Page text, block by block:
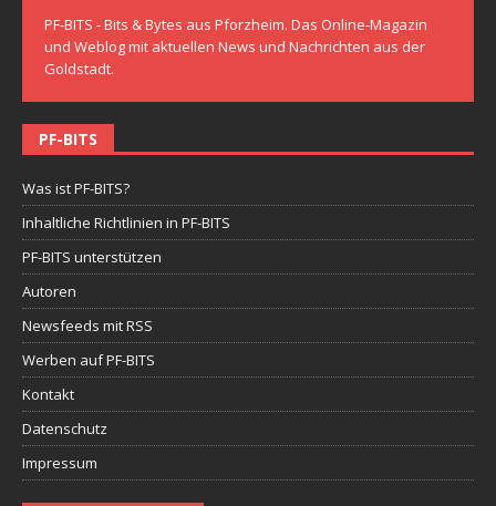
PF-BITS - Bits & Bytes aus Pforzheim. Das Online-Magazin
und Weblog mit aktuellen News und Nachrichten aus der
Goldstadt.
PF-BITS
Was ist PF-BITS?
Inhaltliche Richtlinien in PF-BITS
PF-BITS unterstützen
Autoren
Newsfeeds mit RSS
Werben auf PF-BITS
Kontakt
Datenschutz
Impressum